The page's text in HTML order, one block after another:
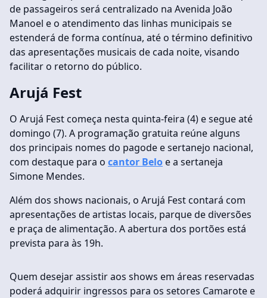
de passageiros será centralizado na Avenida João
Manoel e o atendimento das linhas municipais se
estenderá de forma contínua, até o término definitivo
das apresentações musicais de cada noite, visando
facilitar o retorno do público.
Arujá Fest
O Arujá Fest começa nesta quinta-feira (4) e segue até
domingo (7). A programação gratuita reúne alguns
dos principais nomes do pagode e sertanejo nacional,
com destaque para o cantor Belo e a sertaneja
Simone Mendes.
Além dos shows nacionais, o Arujá Fest contará com
apresentações de artistas locais, parque de diversões
e praça de alimentação. A abertura dos portões está
prevista para às 19h.
Quem desejar assistir aos shows em áreas reservadas
poderá adquirir ingressos para os setores Camarote e